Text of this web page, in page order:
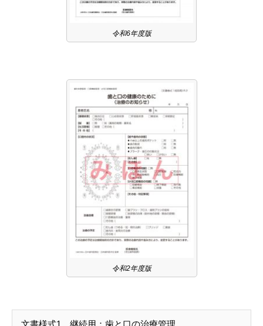
令和6年度版
令和2年度版
文書様式1 継続用：歯と口の治療管理